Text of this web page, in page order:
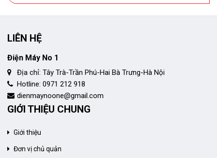
LIÊN HỆ
Điện Máy No 1
Địa chỉ: Tây Trà-Trần Phú-Hai Bà Trưng-Hà Nội
Hotline: 0971 212 918
dienmaynoone@gmail.com
GIỚI THIỆU CHUNG
Giới thiệu
Đơn vị chủ quản